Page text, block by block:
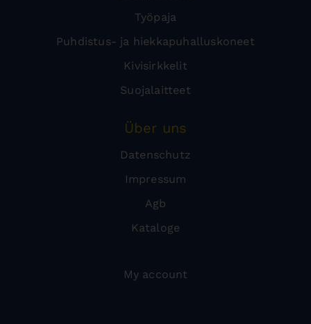
Työpaja
Puhdistus- ja hiekkapuhalluskoneet
Kivisirkkelit
Suojalaitteet
Über uns
Datenschutz
Impressum
Agb
Kataloge
My account